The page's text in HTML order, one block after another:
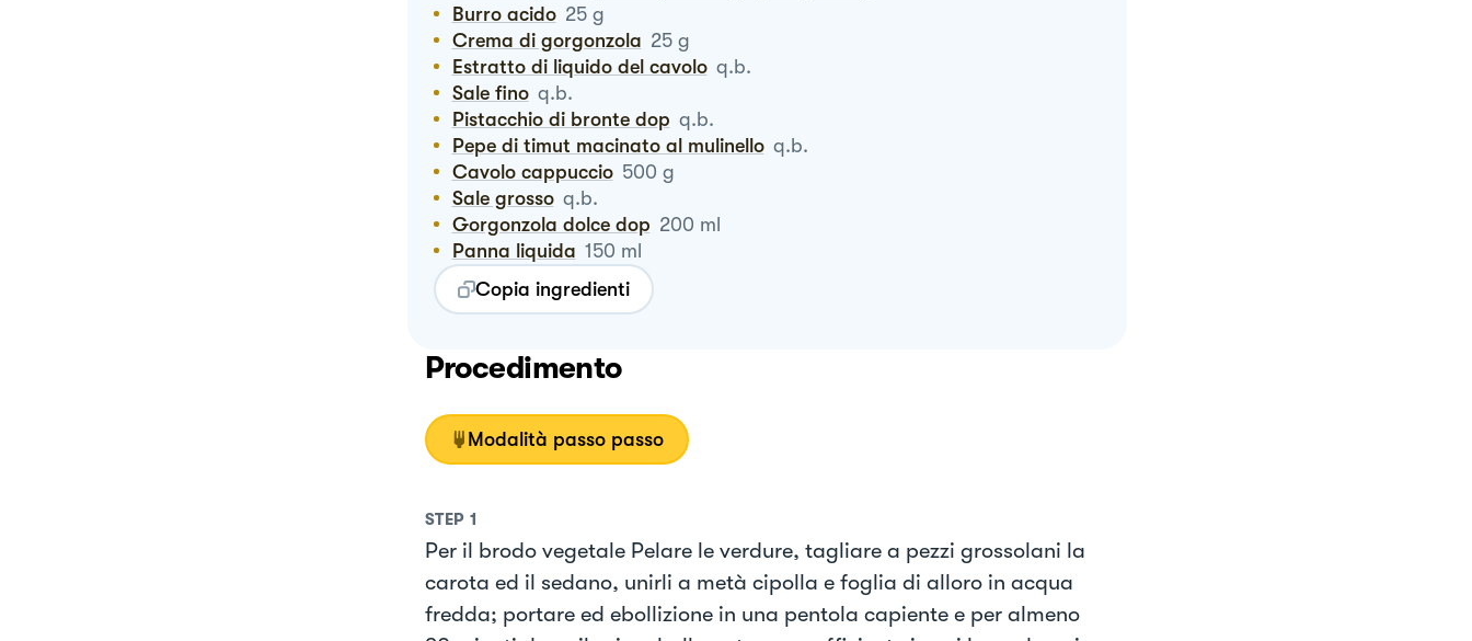
Burro acido 25 g
Crema di gorgonzola 25 g
Estratto di liquido del cavolo q.b.
Sale fino q.b.
Pistacchio di bronte dop q.b.
Pepe di timut macinato al mulinello q.b.
Cavolo cappuccio 500 g
Sale grosso q.b.
Gorgonzola dolce dop 200 ml
Panna liquida 150 ml
Copia ingredienti
Procedimento
Modalità passo passo
STEP 1
Per il brodo vegetale Pelare le verdure, tagliare a pezzi grossolani la
carota ed il sedano, unirli a metà cipolla e foglia di alloro in acqua
fredda; portare ed ebollizione in una pentola capiente e per almeno